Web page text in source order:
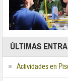
ÚLTIMAS
Actividades en